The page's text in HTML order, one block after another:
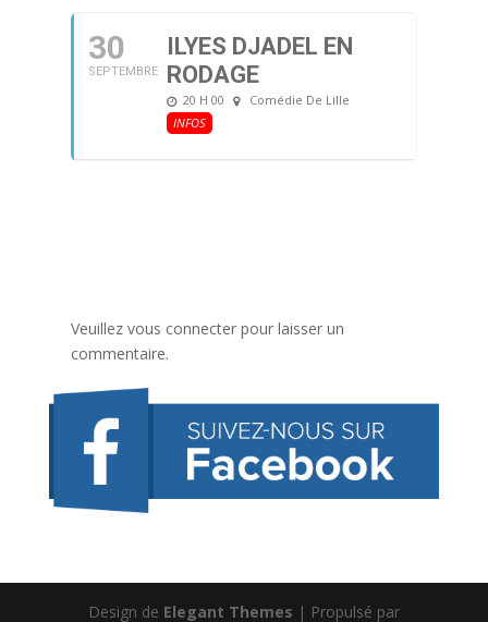
30
SEPTEMBRE
ILYES DJADEL EN
RODAGE
20 H 00
Comédie De Lille
INFOS
Veuillez vous connecter pour laisser un
commentaire.
Design de Elegant Themes | Propulsé par